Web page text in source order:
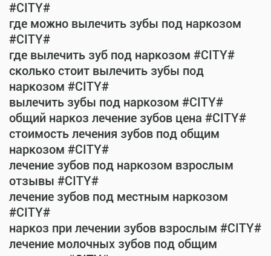
#CITY#
где можно вылечить зубы под наркозом
#CITY#
где вылечить зуб под наркозом #CITY#
сколько стоит вылечить зубы под
наркозом #CITY#
вылечить зубы под наркозом #CITY#
общий наркоз лечение зубов цена #CITY#
стоимость лечения зубов под общим
наркозом #CITY#
лечение зубов под наркозом взрослым
отзывы #CITY#
лечение зубов под местным наркозом
#CITY#
наркоз при лечении зубов взрослым #CITY#
лечение молочных зубов под общим